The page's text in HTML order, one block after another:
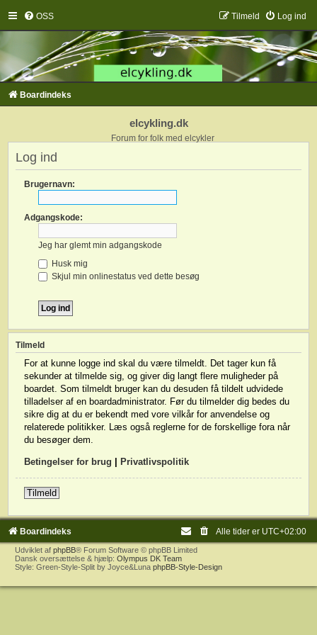
OSS Log ind
Tilmeld
Boardindeks
elcykling.dk
Forum for folk med elcykler
Log ind
Brugernavn:
Adgangskode:
Jeg har glemt min adgangskode
Husk mig
Skjul min onlinestatus ved dette besøg
Tilmeld
For at kunne logge ind skal du være tilmeldt. Det tager kun få
sekunder at tilmelde sig, og giver dig langt flere muligheder på
boardet. Som tilmeldt bruger kan du desuden få tildelt udvidede
tilladelser af en boardadministrator. Før du tilmelder dig bedes du
sikre dig at du er bekendt med vore vilkår for anvendelse og
relaterede politikker. Læs også reglerne for de forskellige fora når
du besøger dem.
Betingelser for brug Privatlivspolitik
Tilmeld
Boardindeks Alle tider er UTC+02:00
Udviklet af phpBB® Forum Software © phpBB Limited
Dansk oversættelse & hjælp: Olympus DK Team
Style: Green-Style-Split by Joyce&Luna phpBB-Style-Design